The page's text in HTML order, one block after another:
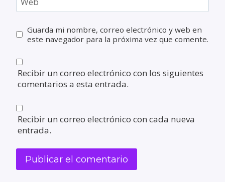
Guarda mi nombre, correo electrónico y web en
este navegador para la próxima vez que comente.
Recibir un correo electrónico con los siguientes
comentarios a esta entrada.
Recibir un correo electrónico con cada nueva
entrada.